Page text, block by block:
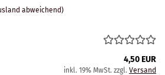
abweichend)
4,50 EUR
inkl. 19% MwSt. zzgl. Versand